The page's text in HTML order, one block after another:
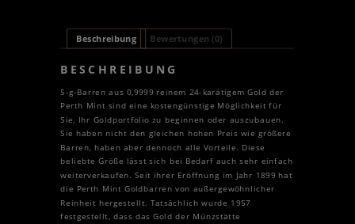
Beschreibung Bewertungen (0)
BESCHREIBUNG
5-g-Barren aus 0,9999 reinem 24-karätigem Gold der
Perth Mint sind eine kostengünstige Möglichkeit für
Sie, Ihr Goldportfolio zu beginnen oder auszubauen.
Sie haben nicht den gleichen hohen Preis wie größere
Barren, haben aber dennoch alle Vorteile. Diese
beliebte Größe lässt sich bei Bedarf auch sehr einfach
weiterverkaufen. Seit ihrer Eröffnung im Jahr 1899 hat
die Perth Mint Goldbarren von außergewöhnlicher
Reinheit hergestellt. Tatsächlich wurde 1957
festgestellt, dass das Gold der Münzstätte